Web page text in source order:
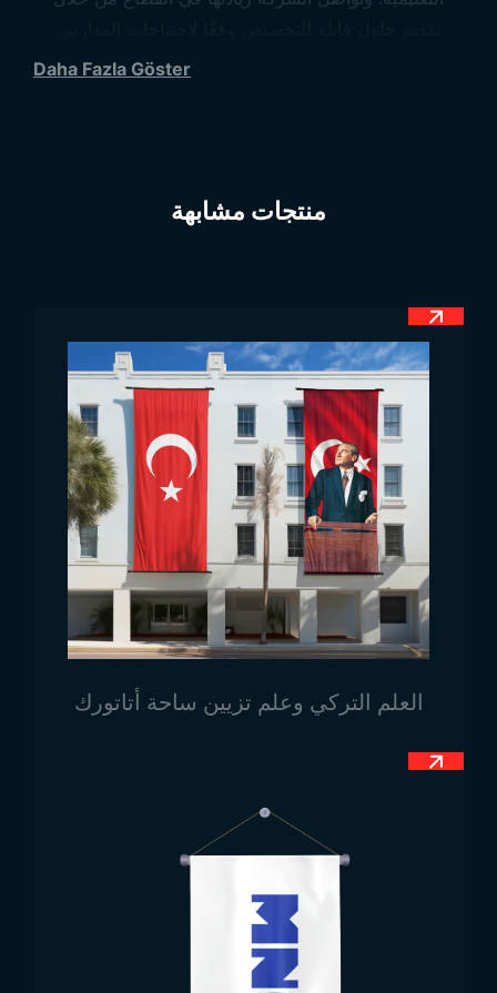
أعلام المدارس هي من الرموز المهمة التي تمثل هوية
الطلاب. كما يتم استخدامها في المناسبات الخاصة مثل
حفلات التخرج أو الاحتفالات بالأعياد أو الأنشطة الرياضية
بهدف إثراء الجانب البصري للحدث. تقدم Trend Bayrak
حلولاً احترافية للمؤسسات التعليمية من خلال استخدام مواد
أعلام المدارس بالجملة
أعلام المدارس بالجملة هي منتجات يمكن استخدامها في
الأماكن الداخلية والخارجية على حد سواء، ولذلك يجب أن
تتمتع بمعايير عالية من حيث المتانة.تفضل Trend Bayrak
استخدام الأقمشة عالية الجودة وتقنيات الطباعة المتينة في
تحافظ على حيوية الألوان، تضمن الشركة أن تظل الأعلام
للاستخدام في الأماكن الخارجية تتميز بمقاومة الشمس
فرص شراء أعلام المدارس
يمكنك الحصول على مزايا مختلفة أثناء عملية شراء أعلام
المدارس. يجب أن تتميز المنتجات بتصميم خاص يعكس
Daha Fazla Göster
منتجات مشابهة
العلم التركي وعلم تزيين ساحة أتاتورك